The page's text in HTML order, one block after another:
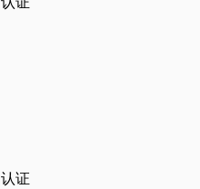
认证